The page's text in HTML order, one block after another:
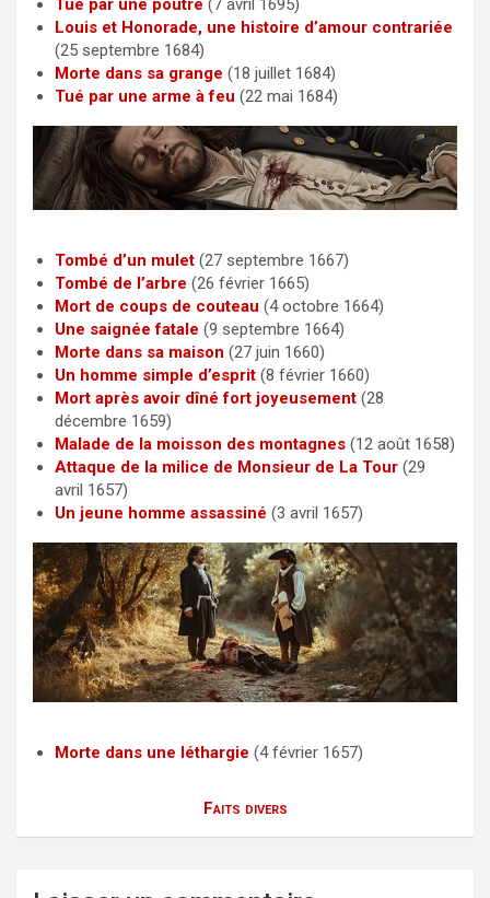
Louis et Honorade, une histoire d’amour contrariée
(25 septembre 1684)
Morte dans sa grange (18 juillet 1684)
Tué par une arme à feu (22 mai 1684)
Tombé d’un mulet (27 septembre 1667)
Tombé de l’arbre (26 février 1665)
Mort de coups de couteau (4 octobre 1664)
Une saignée fatale (9 septembre 1664)
Morte dans sa maison (27 juin 1660)
Un homme simple d’esprit (8 février 1660)
Mort après avoir dîné fort joyeusement (28
décembre 1659)
Malade de la moisson des montagnes (12 août 1658)
Attaque de la milice de Monsieur de La Tour (29
avril 1657)
Un jeune homme assassiné (3 avril 1657)
Morte dans une léthargie (4 février 1657)
Faits divers